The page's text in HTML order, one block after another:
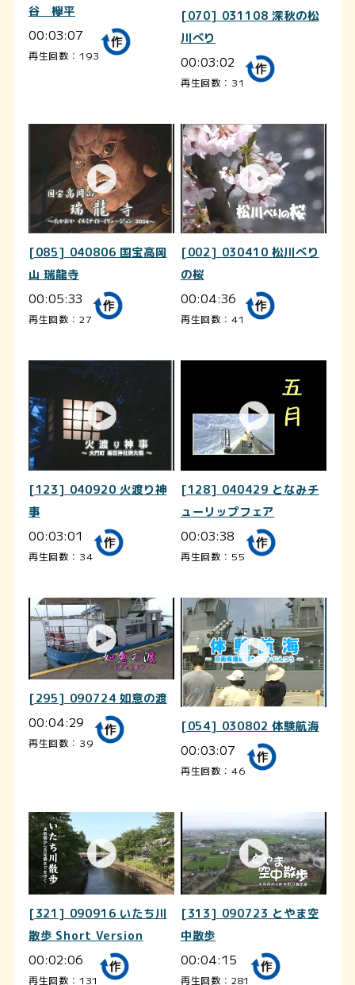
谷 欅平
00:03:07
再生回数：193
[070] 031108 深秋の松
川べり
00:03:02
再生回数：31
[085] 040806 国宝高岡
山 瑞龍寺
00:05:33
再生回数：27
[002] 030410 松川べり
の桜
00:04:36
再生回数：41
[123] 040920 火渡り神
事
00:03:01
再生回数：34
[128] 040429 となみチ
ューリップフェア
00:03:38
再生回数：55
[295] 090724 如意の渡
00:04:29
再生回数：39
[054] 030802 体験航海
00:03:07
再生回数：46
[321] 090916 いたち川
散歩 Short Version
00:02:06
再生回数：131
[313] 090723 とやま空
中散歩
00:04:15
再生回数：281